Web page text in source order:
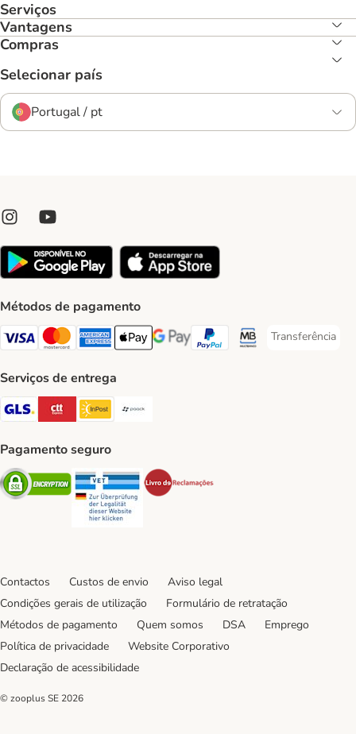
Serviços
Vantagens
Compras
Selecionar país
Portugal / pt
Métodos de pagamento
Visa Payment Method
Mastercard Payment Method
American Express Payment Method
Apple Pay Payment Method
Google Pay Payment Method
PayPal Payment Method
Multibanco Payment
Transferência
Transferência
Serviços de entrega
GLS Shipping Method
CTTExpress Shipping Method
InPost Shipping Method
Pagamento seguro
Security Security
Contactos Custos de envio
Aviso legal
Condições gerais de utilização
Formulário de retratação
Métodos de pagamento
Quem somos DSA
Emprego
Política de privacidade
Website Corporativo
Declaração de acessibilidade
© zooplus SE 2026